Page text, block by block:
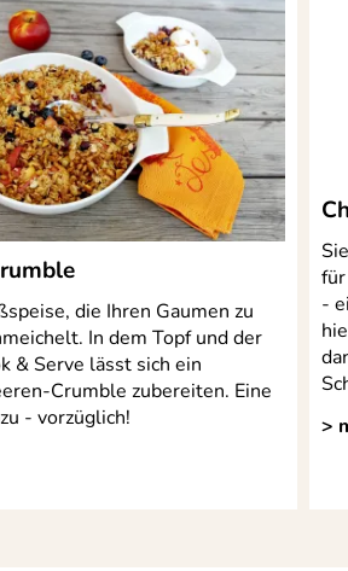
die Ihren Gaumen zu
In dem Topf und der
& Serve lässt sich ein
Crumble zubereiten. Eine
- vorzüglich!
-
>